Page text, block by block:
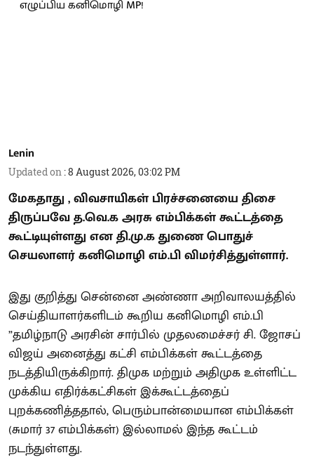
Lenin
Updated on :8 August 2026, 03:02 PM
மேகதாது , விவசாயிகள் பிரச்சனையை திசை
திருப்பவே த.வெ.க அரசு எம்பிக்கள் கூட்டத்தை
கூட்டியுள்ளது என தி.மு.க துணை பொதுச்
செயலாளர் கனிமொழி எம்.பி விமர்சித்துள்ளார்.
இது குறித்து சென்னை அண்ணா அறிவாலயத்தில்
செய்தியாளர்களிடம் கூறிய கனிமொழி எம்.பி
”தமிழ்நாடு அரசின் சார்பில் முதலமைச்சர் சி. ஜோசப்
விஜய் அனைத்து கட்சி எம்பிக்கள் கூட்டத்தை
நடத்தியிருக்கிறார். திமுக மற்றும் அதிமுக உள்ளிட்ட
முக்கிய எதிர்க்கட்சிகள் இக்கூட்டத்தைப்
புறக்கணித்ததால், பெரும்பான்மையான எம்பிக்கள்
(சுமார் 37 எம்பிக்கள்) இல்லாமல் இந்த கூட்டம்
நடந்துள்ளது.